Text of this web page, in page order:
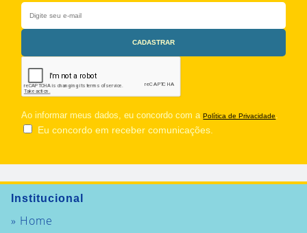
Ao informar meus dados, eu concordo com aPolítica de Privacidade
Eu concordo em receber comunicações.
Institucional
» Home